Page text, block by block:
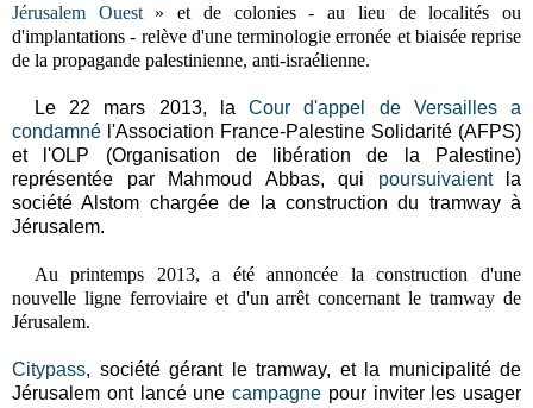
Jérusalem Ouest» et de colonies - au lieu de localités ou
d'implantations - relève d'une terminologie erronée et biaisée reprise
de la propagande palestinienne, anti-israélienne.
Le 22 mars 2013, laCour d'appel de Versailles
a
condamné l'Association France-Palestine Solidarité (AFPS)
et l'OLP (Organisation de libération de la Palestine)
représentée par Mahmoud Abbas, qui poursuivaientla
société Alstom chargée de la construction du tramway à
Jérusalem.
Au printemps 2013, a été annoncée la construction d'une
nouvelle ligne ferroviaire et d'un arrêt concernant le tramway de
Jérusalem.
Citypass, société gérant le tramway, et la municipalité de
Jérusalem ont lancé une campagne pour inviter les usager